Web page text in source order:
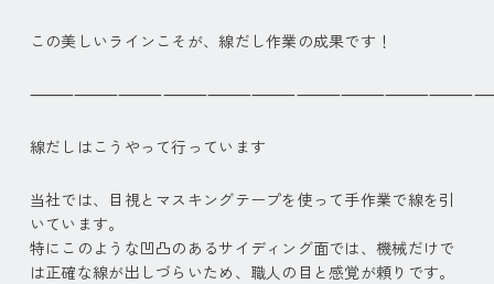
この美しいラインこそが、線だし作業の成果です！
線だしはこうやって行っています
当社では、目視とマスキングテープを使って手作業で線を引
いています。
特にこのような凹凸のあるサイディング面では、機械だけで
は正確な線が出しづらいため、職人の目と感覚が頼りです。